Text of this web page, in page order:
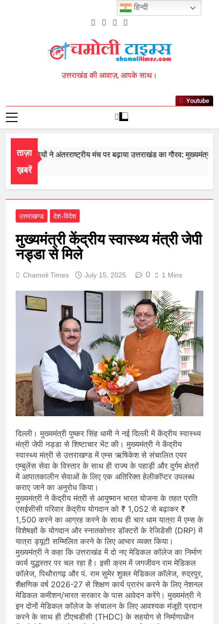
Chamoli Times
उत्तराखंड की आवाज़, आपके साथ।
Youtube
ताज़ा
ख़बरें
के खिलाड़ियों ने अंतरराष्ट्रीय मंच पर बढ़ाया उत्तराखंड का गौरव: मुख्यमंत्री
7, 2026
उत्तराखण्ड देश-विदेश
मुख्यमंत्री केंद्रीय स्वास्थ्य मंत्री जेपी
नड्डा से मिले
Chamoli Times July 15, 2025 0 1 Mins
दिल्ली। मुख्यमंत्री पुष्कर सिंह धामी ने नई दिल्ली में केंद्रीय स्वास्थ्य
मंत्री जेपी नड्डा से शिष्टाचार भेंट की। मुख्यमंत्री ने केंद्रीय
स्वास्थ्य मंत्री से उत्तराखण्ड में एम्स ऋषिकेश से संचालित एयर
एम्बुलेंस सेवा के विस्तार के साथ ही राज्य के पहाड़ी और दुर्गम क्षेत्रों
में आपातकालीन सेवाओं के लिए एक अतिरिक्त हेलीकॉप्टर उपलब्ध
कराए जाने का अनुरोध किया।
मुख्यमंत्री ने केंद्रीय मंत्री से आयुष्मान भारत योजना के तहत प्रति
एसईसीसी परिवार केंद्रीय योगदान को ₹ 1,052 से बढ़ाकर ₹
1,500 करने का आग्रह करने के साथ ही चार धाम यात्रा में एम्स के
विशेषज्ञों के योगदान और स्नातकोत्तर डॉक्टरों के रेजिडेंसी (DRP) में
यात्रा ड्यूटी सम्मिलित करने के लिए आभार व्यक्त किया।
मुख्यमंत्री ने कहा कि उत्तराखंड में दो नए मेडिकल कॉलेज का निर्माण
कार्य युद्धस्तर पर चल रहा है। इसी क्रम में जगजीवन राम मेडिकल
कॉलेज, पिथौरागढ़ और पं. राम सुमेर शुक्ल मेडिकल कॉलेज, रुद्रपुर,
शैक्षणिक वर्ष 2026-27 से शिक्षण कार्य प्रारंभ करने के लिए नेशनल
मेडिकल कमीशन/भारत सरकार के पास आवेदन करेंगे। मुख्यमंत्री ने
इन दोनों मेडिकल कॉलेज के संचालन के लिए आवश्यक मंजूरी प्रदान
करने के साथ ही टीएचडीसी (THDC) के सहयोग से निर्माणाधीन
हिन्दी